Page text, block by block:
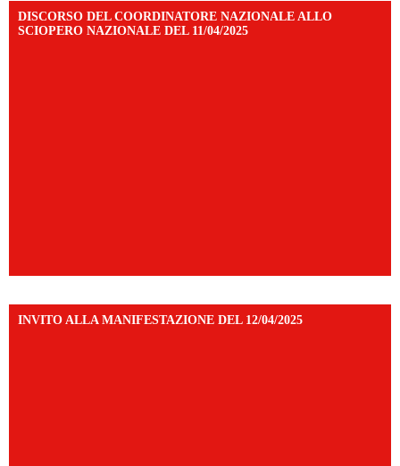
DISCORSO DEL COORDINATORE NAZIONALE ALLO
SCIOPERO NAZIONALE DEL 11/04/2025
INVITO ALLA MANIFESTAZIONE DEL 12/04/2025